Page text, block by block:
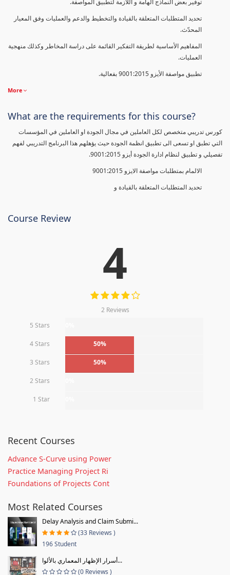
تحديد المتطلبات المتعلقة بالقيادة والتخطيط والدعم والعمليات وفق المعيار
المحدّث.
المفاهيم الأساسية لطريقة التفكير القائمة على دراسة المخاطر وكذلك منهجية
العمليات.
تطبيق مواصفة الأيزو 9001:2015 بفعالية.
More
What are the requirements for this course?
كورس تدريبي متخصص لكل العاملين في مجال الجودة او العاملين في المؤسسات
التي تطبق او تسعى الى تطبيق انظمة الجودة حيث يؤهلهم هذا البرنامج التدريبي لفهم
تفصيلي و تطبيق لنظام ادارة الجودة أيزو 9001:2015.
الالمام بمتطلبات مواصفة الايزو 9001:2015
تحديد المتطلبات المتعلقة بالقيادة و
Course Review
4
2 Reviews
5 Stars
4 Stars 50%
3 Stars 50%
2 Stars
1 Star
Recent Courses
Advance S-Curve using Power
Practice Managing Project Ri
Foundations of Projects Cont
Most Related Courses
Delay Analysis and Claim Submi...
(33 Reviews )
196 Student
أسرار الإظهار المعماري بالألوا...
(0 Reviews )